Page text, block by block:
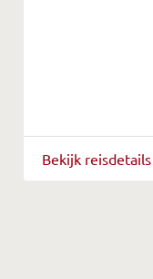
Bekijk reisdetails